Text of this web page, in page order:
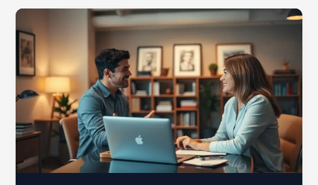
con
Métodos
comprobados